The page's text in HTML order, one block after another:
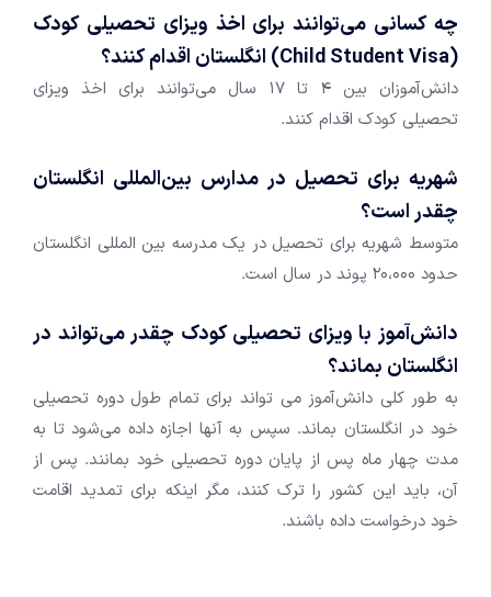
چه کسانی می‌توانند برای اخذ ویزای تحصیلی کودک
(Child Student Visa) انگلستان اقدام کنند؟
دانش‌آموزان بین 4 تا 17 سال می‌توانند برای اخذ ویزای
تحصیلی کودک اقدام کنند.
شهریه برای تحصیل در مدارس بین‌المللی انگلستان
چقدر است؟
متوسط شهریه برای تحصیل در یک مدرسه بین المللی انگلستان
حدود 20،000 پوند در سال است.
دانش‌آموز با ویزای تحصیلی کودک چقدر می‌تواند در
انگلستان بماند؟
به طور کلی دانش‌آموز می تواند برای تمام طول دوره تحصیلی
خود در انگلستان بماند. سپس به آنها اجازه داده می‌شود تا به
مدت چهار ماه پس از پایان دوره تحصیلی خود بمانند. پس از
آن، باید این کشور را ترک کنند، مگر اینکه برای تمدید اقامت
خود درخواست داده باشند.